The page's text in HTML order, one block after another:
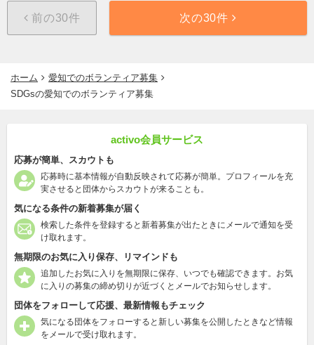
前の30件 次の30件
ホーム
愛知でのボランティア募集
SDGsの愛知でのボランティア募集
activo会員サービス
応募が簡単、スカウトも
応募時に基本情報が自動反映されて応募が簡単。プロフィールを充
実させると団体からスカウトが来ることも。
気になる条件の新着募集が届く
検索した条件を登録すると新着募集が出たときにメールで通知を受
け取れます。
無期限のお気に入り保存、リマインドも
追加したお気に入りを無期限に保存、いつでも確認できます。お気
に入りの募集の締め切りが近づくとメールでお知らせします。
団体をフォローして応援、最新情報もチェック
気になる団体をフォローすると新しい募集を公開したときなど情報
をメールで受け取れます。